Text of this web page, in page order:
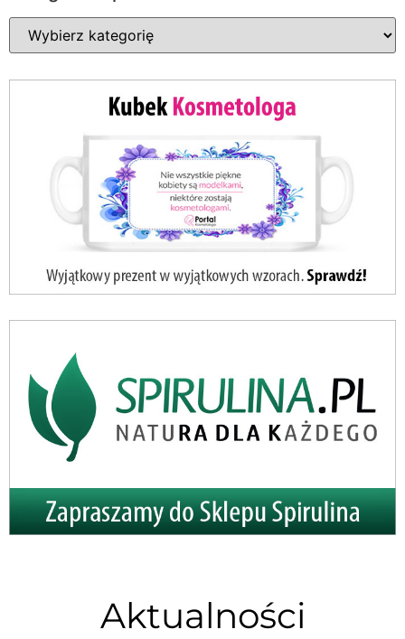
Aktualności